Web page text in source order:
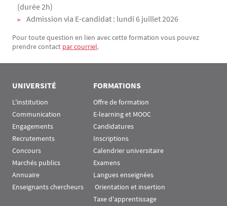
(durée 2h)
Admission via E-candidat : lundi 6 juillet 2026
Pour toute question en lien avec cette formation vous pouvez
prendre contact par courriel.
UNIVERSITÉ
L'institution
Communication
Engagements
Recrutements
Concours
Marchés publics
Annuaire
Enseignants chercheurs
FORMATIONS
Offre de formation
E-learning et MOOC
Candidatures
Inscriptions
Calendrier universitaire
Examens
Langues enseignées
Orientation et insertion
Taxe d'apprentissage